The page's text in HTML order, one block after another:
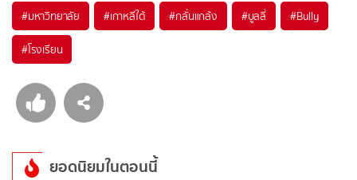
#มหาวิทยาลัย #เกาหลีใต้ #กลั่นแกล้ง #บูลลี่ #Bully
#โรงเรียน
ยอดนิยมในตอนนี้